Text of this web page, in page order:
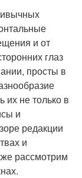
и от
глаз
просты в
их не только в
и
редакции
и
рассмотрим